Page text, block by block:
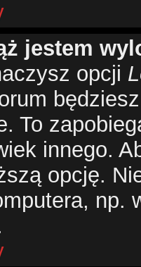
jestem
opcji
To
innego.
opcję.
np.